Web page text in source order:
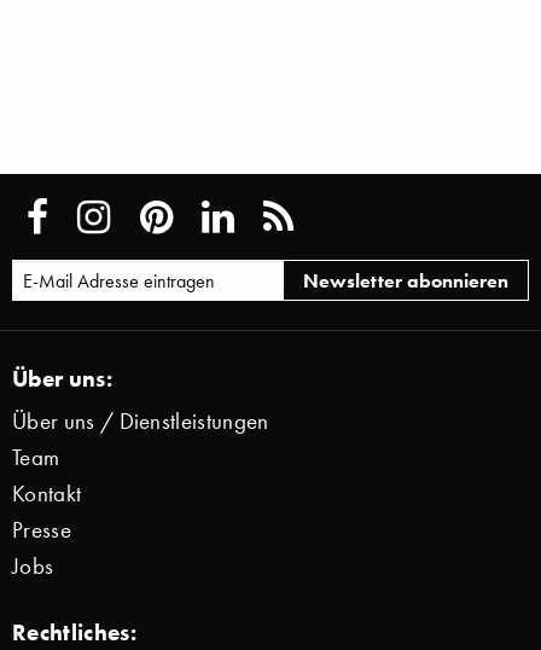
Über uns:
Über uns / Dienstleistungen
Team
Kontakt
Presse
Jobs
Rechtliches: